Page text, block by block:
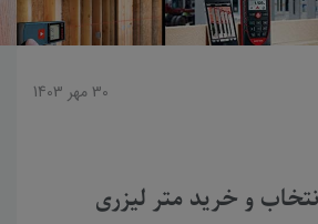
30 مهر 1403
و خرید متر لیزری